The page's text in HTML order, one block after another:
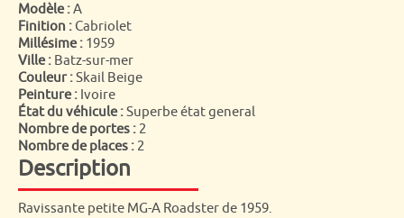
Modèle :A
Finition : Cabriolet
Millésime : 1959
Ville : Batz-sur-mer
Couleur :Skail Beige
Peinture : Ivoire
État du véhicule :Superbe état general
Nombre de portes : 2
Nombre de places : 2
Description
Ravissante petite MG-A Roadster de 1959.